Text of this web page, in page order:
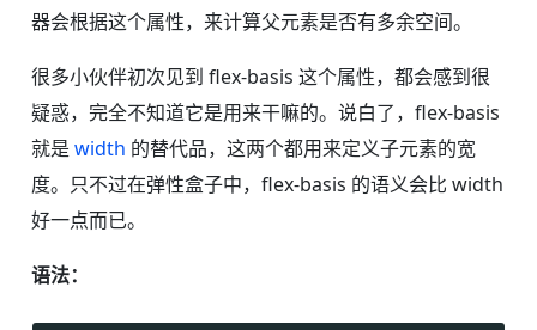
器会根据这个属性，来计算父元素是否有多余空间。
很多小伙伴初次见到 flex-basis 这个属性，都会感到很
疑惑，完全不知道它是用来干嘛的。说白了，flex-basis
就是 width 的替代品，这两个都用来定义子元素的宽
度。只不过在弹性盒子中，flex-basis 的语义会比 width
好一点而已。
语法：